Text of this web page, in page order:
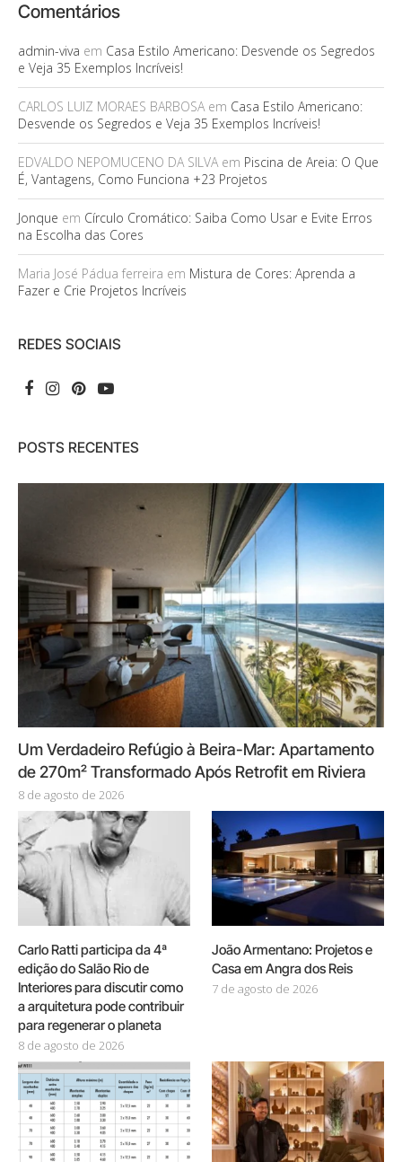
Comentários
admin-viva em Casa Estilo Americano: Desvende os Segredos
e Veja 35 Exemplos Incríveis!
CARLOS LUIZ MORAES BARBOSAem Casa Estilo Americano:
Desvende os Segredos e Veja 35 Exemplos Incríveis!
EDVALDO NEPOMUCENO DA SILVAem Piscina de Areia: O Que
É, Vantagens, Como Funciona +23 Projetos
Jonque em Círculo Cromático: Saiba Como Usar e Evite Erros
na Escolha das Cores
Maria José Pádua ferreira em Mistura de Cores: Aprenda a
Fazer e Crie Projetos Incríveis
REDES SOCIAIS
POSTS RECENTES
Um Verdadeiro Refúgio à Beira-Mar: Apartamento
de 270m² Transformado Após Retrofit em Riviera
8 de agosto de 2026
Carlo Ratti participa da 4ª
edição do Salão Rio de
Interiores para discutir como
a arquitetura pode contribuir
para regenerar o planeta
8 de agosto de 2026
João Armentano: Projetos e
Casa em Angra dos Reis
7 de agosto de 2026